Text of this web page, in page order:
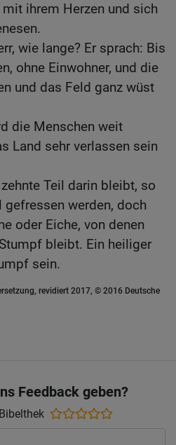
ihrem Herzen und sich
wie lange? Er sprach: Bis
ohne Einwohner, und die
und das Feld ganz wüst
die Menschen weit
Land sehr verlassen sein
Teil darin bleibt, so
werden, doch
oder Eiche, von denen
bleibt. Ein heiliger
sein.
revidiert 2017, © 2016 Deutsche
Feedback geben?